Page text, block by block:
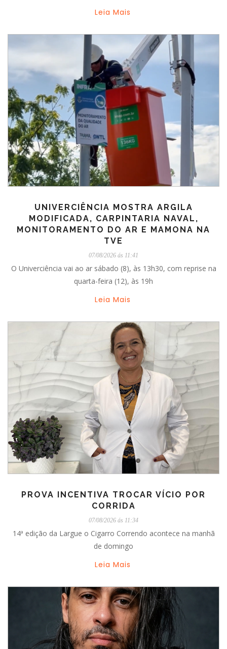
Leia Mais
UNIVERCIÊNCIA MOSTRA ARGILA
MODIFICADA, CARPINTARIA NAVAL,
MONITORAMENTO DO AR E MAMONA NA
TVE
07/08/2026 ás 11:41
O Univerciência vai ao ar sábado (8), às 13h30, com reprise na
quarta-feira (12), às 19h
Leia Mais
PROVA INCENTIVA TROCAR VÍCIO POR
CORRIDA
07/08/2026 ás 11:34
14ª edição da Largue o Cigarro Correndo acontece na manhã
de domingo
Leia Mais